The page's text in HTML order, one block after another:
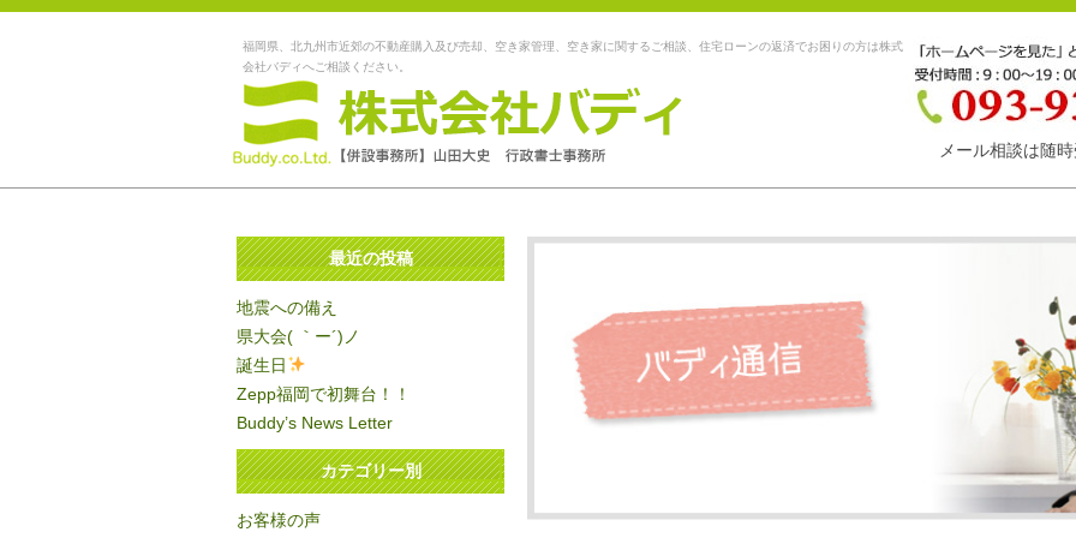
福岡県、北九州市近郊の不動産購入及び売却、空き家管理、空き家に関するご相談、住宅ローンの返済でお困りの方は株式
会社バディへご相談ください。
メール相談は随
最近の投稿
地震への備え
県大会( ｀ー´)ノ
誕生日
Zepp福岡で初舞台！！
Buddy’s News Letter
カテゴリー別
お客様の声